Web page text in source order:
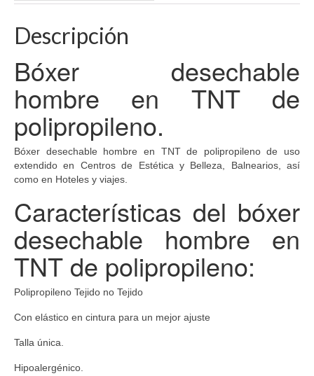
Descripción
Bóxer desechable
hombre en TNT de
polipropileno.
Bóxer desechable hombre en TNT de polipropileno de uso
extendido en Centros de Estética y Belleza, Balnearios, así
como en Hoteles y viajes.
Características del bóxer
desechable hombre en
TNT de polipropileno:
Polipropileno Tejido no Tejido
Con elástico en cintura para un mejor ajuste
Talla única.
Hipoalergénico.